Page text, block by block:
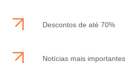
Descontos de até 70%
Notícias mais